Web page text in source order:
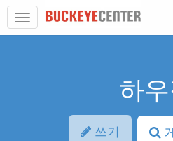
본
바
메
토
하
쓰기